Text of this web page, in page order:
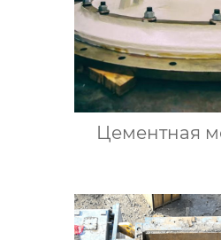
Цементная